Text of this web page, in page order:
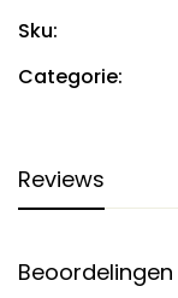
Sku:
Categorie:
Reviews